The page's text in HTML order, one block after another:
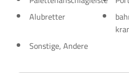
Alubretter
Sonstige, Andere